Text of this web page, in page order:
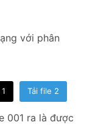
với phân
Tải file 2
001 ra là được